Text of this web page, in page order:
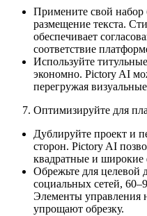
Примените свой
размещение текста.
обеспечивает
соответствие
Используйте
экономно. Pictory AI
перегружая
Оптимизируйте для
Дублируйте проект и
сторон. Pictory AI
квадратные и
Обрежьте для целевой
социальных сетей,
Элементы управления
упрощают обрезку.